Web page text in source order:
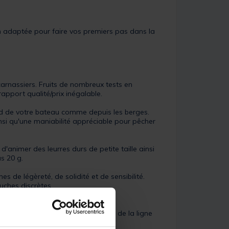
adaptée pour faire vos premiers pas dans la
Fruits de nombreux tests en
qualité/prix inégalable.
votre bateau comme depuis les berges.
qu'une maniabilité appréciable pour pêcher
des leurres durs de petite taille ainsi
20 g.
de légèreté, de solidité et de sensibilité.
discrètes.
sont un gage de bonne glisse de la ligne